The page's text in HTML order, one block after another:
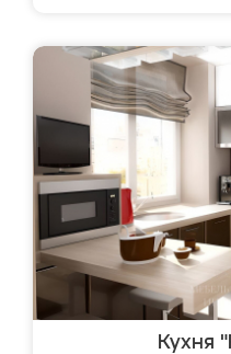
Кухня